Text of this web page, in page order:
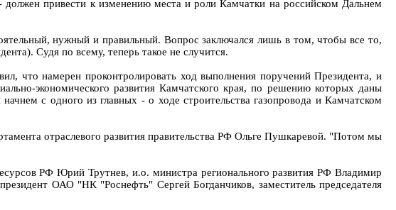
привести к изменению места и роли Камчатки на российском Дальнем
нужный и правильный. Вопрос заключался лишь в том, чтобы все то,
Судя по всему, теперь такое не случится.
что намерен проконтролировать ход выполнения поручений Президента, и
экономического развития Камчатского края, по решению которых даны
с одного из главных - о ходе строительства газопровода и Камчатском
отраслевого развития правительства РФ Ольге Пушкаревой. "Потом мы
РФ Юрий Трутнев, и.о. министра регионального развития РФ Владимир
ОАО "НК "Роснефть" Сергей Богданчиков, заместитель председателя